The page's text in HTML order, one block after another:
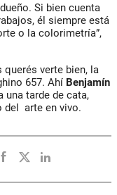
Si bien cuenta
él siempre está
o la colorimetría”,
verte bien, la
657. Ahí Benjamín
una tarde de cata,
del arte en vivo.